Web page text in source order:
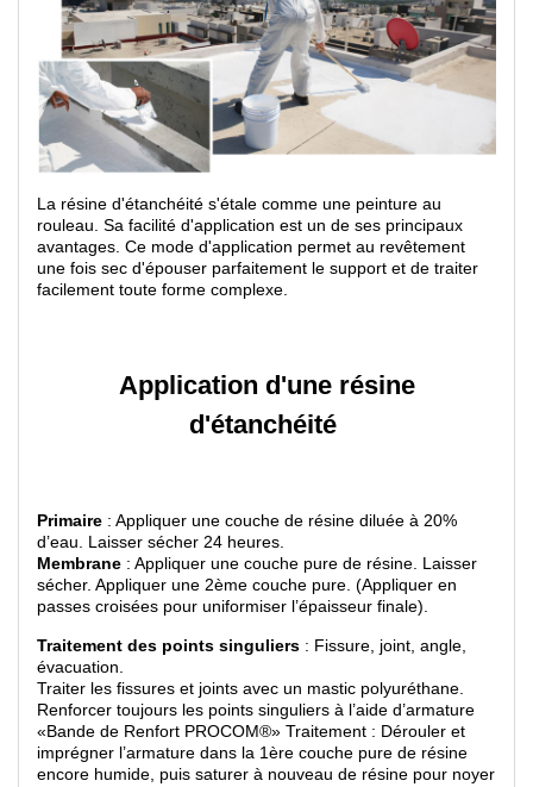
La résine d'étanchéité s'étale comme une peinture au
rouleau. Sa facilité d'application est un de ses principaux
avantages. Ce mode d'application permet au revêtement
une fois sec d'épouser parfaitement le support et de traiter
facilement toute forme complexe.
Application d'une résine
d'étanchéité
Primaire : Appliquer une couche de résine diluée à 20%
d’eau. Laisser sécher 24 heures.
Membrane : Appliquer une couche pure de résine. Laisser
sécher. Appliquer une 2ème couche pure. (Appliquer en
passes croisées pour uniformiser l’épaisseur finale).
Traitement des points singuliers : Fissure, joint, angle,
évacuation.
Traiter les fissures et joints avec un mastic polyuréthane.
Renforcer toujours les points singuliers à l’aide d’armature
«Bande de Renfort PROCOM®» Traitement : Dérouler et
imprégner l’armature dans la 1ère couche pure de résine
encore humide, puis saturer à nouveau de résine pour noyer